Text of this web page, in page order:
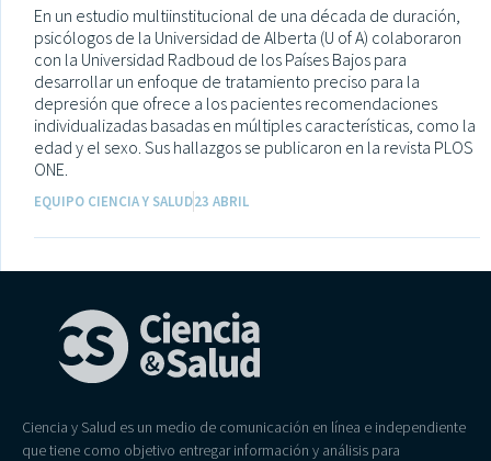
En un estudio multiinstitucional de una década de duración,
psicólogos de la Universidad de Alberta (U of A) colaboraron
con la Universidad Radboud de los Países Bajos para
desarrollar un enfoque de tratamiento preciso para la
depresión que ofrece a los pacientes recomendaciones
individualizadas basadas en múltiples características, como la
edad y el sexo. Sus hallazgos se publicaron en la revista PLOS
ONE.
EQUIPO CIENCIA Y SALUD23 ABRIL
Ciencia y Salud es un medio de comunicación en línea e independiente
que tiene como objetivo entregar información y análisis para